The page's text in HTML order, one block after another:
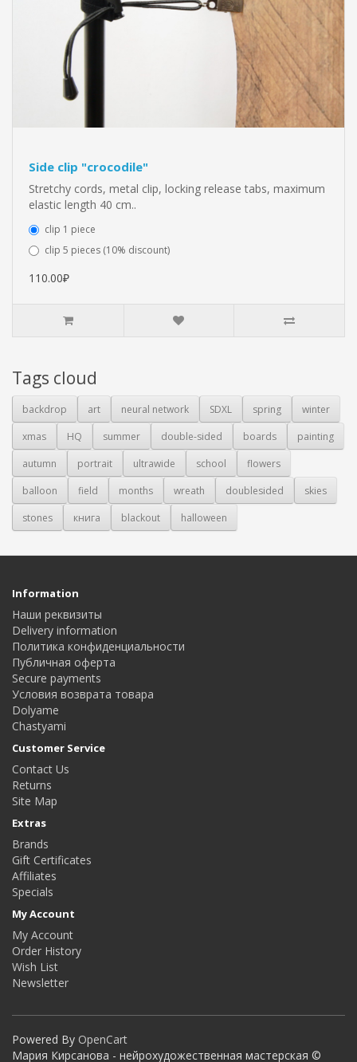
Side clip "crocodile"
Stretchy cords, metal clip, locking release tabs, maximum
elastic length 40 cm..
clip 1 piece
clip 5 pieces (10% discount)
110.00₽
Tags cloud
backdrop art neural network SDXL spring
winter
xmas
HQ summer double-sided boards
painting
autumn
portrait ultrawide school
flowers
balloon
field months wreath doublesided
skies
stones
книга blackout halloween
Information
Наши реквизиты
Delivery information
Политика конфиденциальности
Публичная оферта
Secure payments
Условия возврата товара
Dolyame
Сhastyami
Customer Service
Contact Us
Returns
Site Map
Extras
Brands
Gift Certificates
Affiliates
Specials
My Account
My Account
Order History
Wish List
Newsletter
Powered By OpenCart
Мария Кирсанова - нейрохудожественная мастерская ©